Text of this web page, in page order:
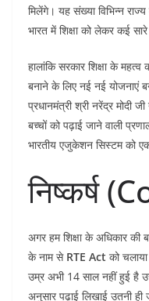
मिलेंगे। यह संख्या विभिन्न
भारत में शिक्षा को लेकर कई
हालांकि सरकार शिक्षा के
बनाने के लिए नई नई योजनाएं
प्रधानमंत्री श्री नरेंद्र मोदी
बच्चों को पढ़ाई जाने वाली
भारतीय एजुकेशन सिस्टम को
निष्कर्ष
अगर हम शिक्षा के अधिकार
के नाम से RTE Act को
उम्र अभी 14 साल नहीं हुई है
अनुसार पढ़ाई लिखाई उतनी ही